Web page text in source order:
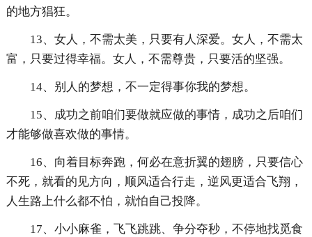
的地方猖狂。
13、女人，不需太美，只要有人深爱。女人，不需太
富，只要过得幸福。女人，不需尊贵，只要活的坚强。
14、别人的梦想，不一定得事你我的梦想。
15、成功之前咱们要做就应做的事情，成功之后咱们
才能够做喜欢做的事情。
16、向着目标奔跑，何必在意折翼的翅膀，只要信心
不死，就看的见方向，顺风适合行走，逆风更适合飞翔，
人生路上什么都不怕，就怕自己投降。
17、小小麻雀，飞飞跳跳、争分夺秒，不停地找觅食